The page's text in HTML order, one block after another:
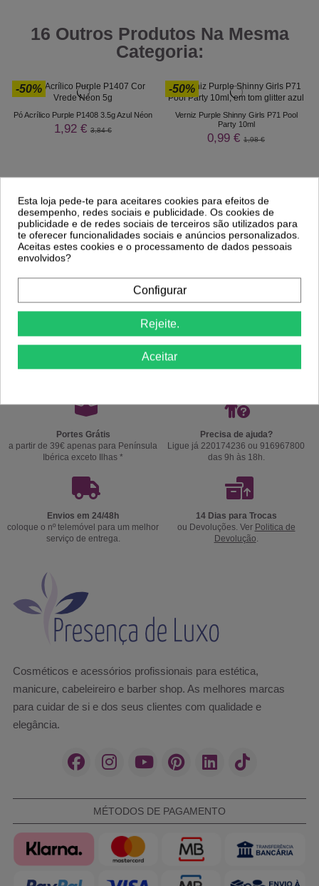
16 Outros Produtos Na Mesma
Categoria:
-50%
Pó Acrílico Purple P1408 3.5g Azul Néon
1,92 € 3,84 €
-50%
Verniz Purple Shinny Girls P71 Pool
Party 10ml
0,99 € 1,98 €
Portes Grátis
a partir de 39€ apenas para Península
Ibérica exceto Ilhas *
Precisa de ajuda?
Ligue já 220174236 ou 916967800
das 9h às 18h.
Envios em 24/48h
coloque o nº telemóvel para um melhor
serviço de entrega.
14 Dias para Trocas
ou Devoluções. Ver Politica de
Devolução.
Cosméticos e acessórios profissionais para estética,
manicure, cabeleireiro e barber shop. As melhores marcas
para cuidar de si e dos seus clientes com qualidade e
elegância.
MÉTODOS DE PAGAMENTO
Esta loja pede-te para aceitares cookies para efeitos de
desempenho, redes sociais e publicidade. Os cookies de
publicidade e de redes sociais de terceiros são utilizados para
te oferecer funcionalidades sociais e anúncios personalizados.
Aceitas estes cookies e o processamento de dados pessoais
envolvidos?
Configurar
Rejeite.
Aceitar